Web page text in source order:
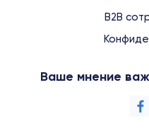
B2B
Ваше мнение